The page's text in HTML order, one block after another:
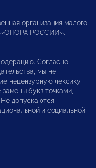
организация малого
«ОПОРА РОССИИ».
Согласно
мы не
нецензурную лексику
букв точками,
допускаются
и социальной